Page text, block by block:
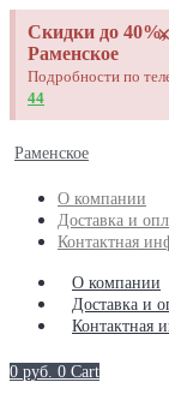
Скидки до 40%,
Раменское
Подробности по
44
×
Раменское
О компании
Доставка и
Контактная
О компании
Доставка и
Контактная
0 руб. 0 Cart